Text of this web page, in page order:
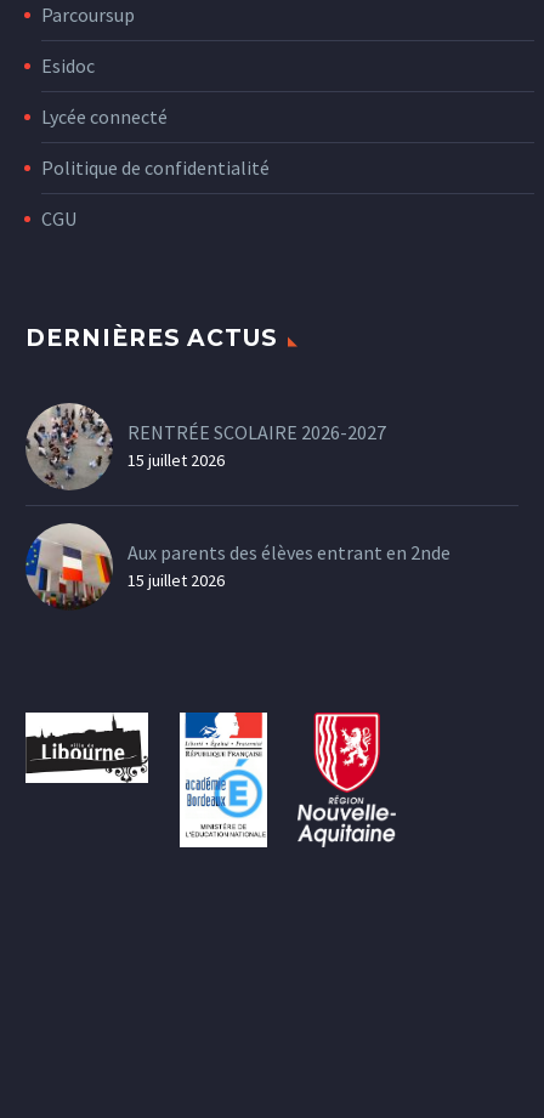
Parcoursup
Esidoc
Lycée connecté
Politique de confidentialité
CGU
DERNIÈRES ACTUS
RENTRÉE SCOLAIRE 2026-2027
15 juillet 2026
Aux parents des élèves entrant en 2nde
15 juillet 2026